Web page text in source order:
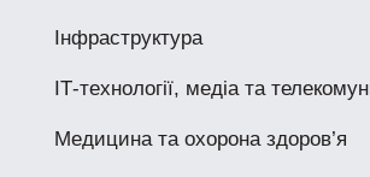
Інфраструктура
ІТ-технології, медіа та
Медицина та охорона здоров’я